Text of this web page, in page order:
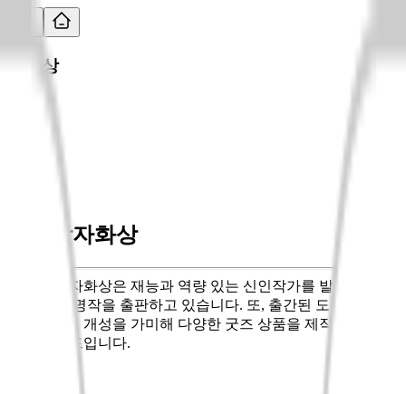
자화상
자화상자화상
주식회사 자화상은 재능과 역량 있는 신인작가를 발굴 및 양성
하고 고전 명작을 출판하고 있습니다. 또, 출간된 도서 작품을
재해석하고 개성을 가미해 다양한 굿즈 상품을 제작하는 감성
문학 브랜드입니다.